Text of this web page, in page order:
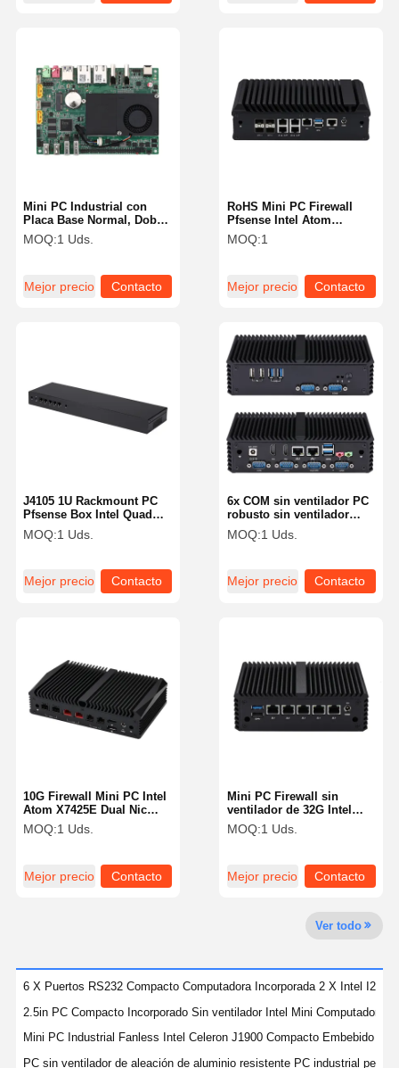
Control De
Contacto Ahora Charle
Firewall Mini PC también
Mini PC industrial
1U PC de montaje en bastidor
El Celeron Mini PC
Core Mini PC también
Mini PC de Oficina
RoHS Mini PC Firewall
Pfsense Intel Atom
C3758R 5 X 2.5 Gigabit
Puertos LAN RoHS
MOQ:1
Mejor precio Contacto
Mini PC Industrial con
Placa Base Normal, Doble
LAN, 6xRS232, 1xRS485,
i3 5005U
MOQ:1 Uds.
Mejor precio Contacto
6x COM sin ventilador PC
robusto sin ventilador
Intel Industrial Mini PC I5
4200U con doble LAN
MOQ:1 Uds.
Mejor precio Contacto
J4105 1U Rackmount PC
Pfsense Box Intel Quad
Core 5 X 2.5GbE LAN
Servidor
MOQ:1 Uds.
Mejor precio Contacto
Mini PC Firewall sin
ventilador de 32G Intel
J6412 5x 2.5GbE LAN 3
Pantallas Firewall 155mm
MOQ:1 Uds.
Mejor precio Contacto
10G Firewall Mini PC Intel
Atom X7425E Dual Nic
Mini Pc Pfsense RJ45 Red
MOQ:1 Uds.
Mejor precio Contacto
Ver todo
6 X Puertos RS232 Compacto Computadora Incorporada 2 X Intel
2.5in PC Compacto Incorporado Sin ventilador Intel Mini Computadora
Mini PC Industrial Fanless Intel Celeron J1900 Compacto Embebido de
PC sin ventilador de aleación de aluminio resistente PC industrial